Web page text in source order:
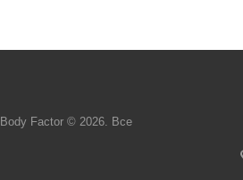
Body Factor © 2026. Все